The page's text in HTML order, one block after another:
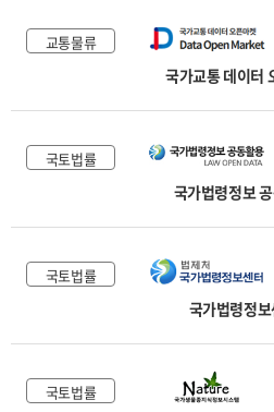
교통물류
국가교통 데이터
국토법률
국가법령정보
국토법률
국가법령정
국토법률